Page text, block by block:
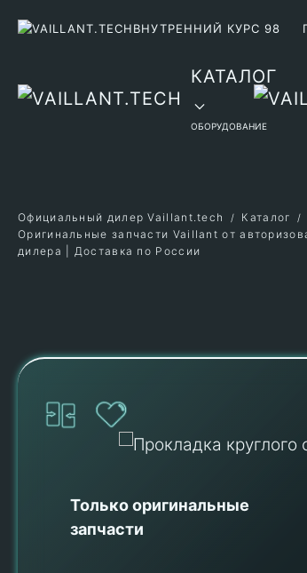
ВНУТРЕННИЙ КУРС 98
КАТАЛОГ
ОБОРУДОВАНИЕ
Официальный дилер Vaillant.tech
Каталог
Оригинальные запчасти Vaillant от
дилера | Доставка по России
Только оригинальные
запчасти